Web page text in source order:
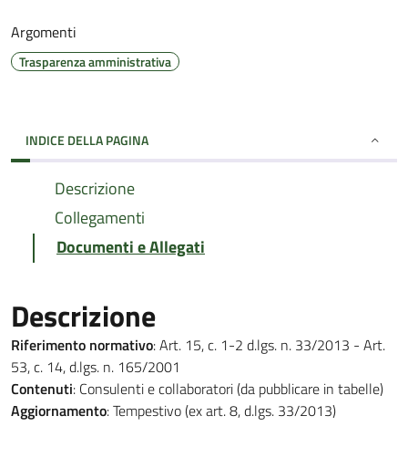
Argomenti
Trasparenza amministrativa
INDICE DELLA PAGINA
Descrizione
Collegamenti
Documenti e Allegati
Descrizione
Riferimento normativo: Art. 15, c. 1-2 d.lgs. n. 33/2013 - Art.
53, c. 14, d.lgs. n. 165/2001
Contenuti: Consulenti e collaboratori (da pubblicare in tabelle)
Aggiornamento: Tempestivo (ex art. 8, d.lgs. 33/2013)